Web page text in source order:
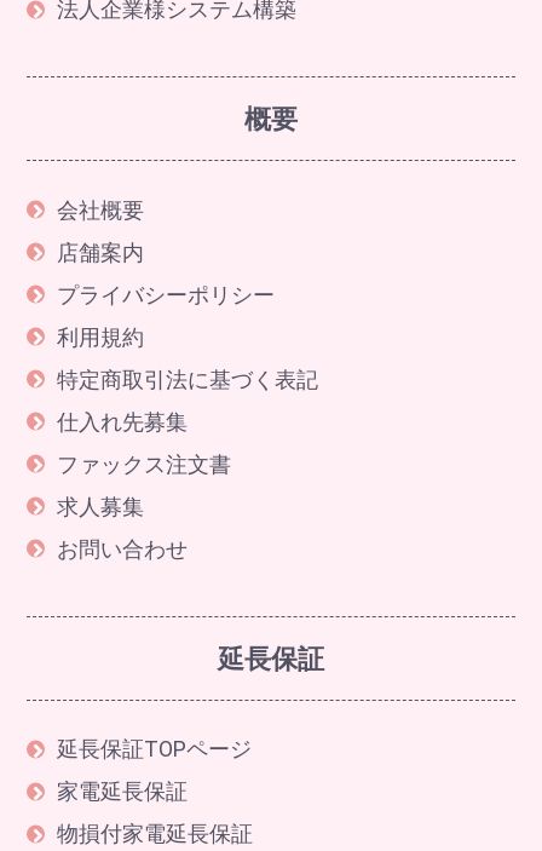
法人企業様システム構築
概要
会社概要
店舗案内
プライバシーポリシー
利用規約
特定商取引法に基づく表記
仕入れ先募集
ファックス注文書
求人募集
お問い合わせ
延長保証
延長保証TOPページ
家電延長保証
物損付家電延長保証